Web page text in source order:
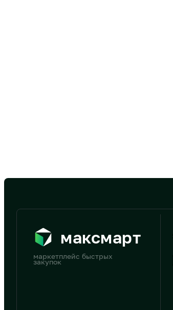
максмарт
маркетплейс быстрых
закупок